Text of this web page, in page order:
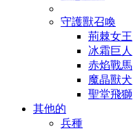
守護獸召喚
荊棘女王
冰霜巨人
赤焰戰馬
魔晶獸犬
聖堂飛獅
其他的
兵種